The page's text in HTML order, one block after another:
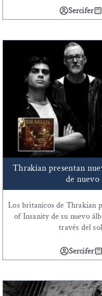
Sercifer
Thrakian presentan
de
Los britanicos de Thrakian
of Insanity de su nuevo
través del
Sercifer